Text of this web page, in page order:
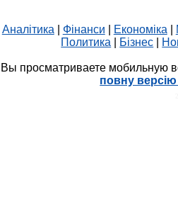
Аналітика Фінанси Економіка
Политика
Бізнес
Вы просматриваете мобильную
повну версію